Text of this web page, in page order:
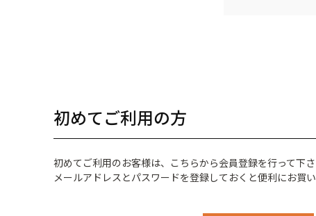
初めてご利用の方
初めてご利用のお客様は、こちらから会員登録を行って下さ
メールアドレスとパスワードを登録しておくと便利にお買